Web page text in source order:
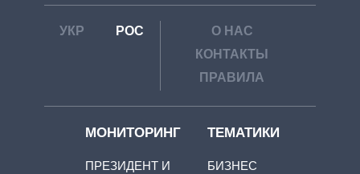
УКР РОС
О НАС
КОНТАКТЫ
ПРАВИЛА
МОНИТОРИНГ
ПРЕЗИДЕНТ И
ТЕМАТИКИ
БИЗНЕС